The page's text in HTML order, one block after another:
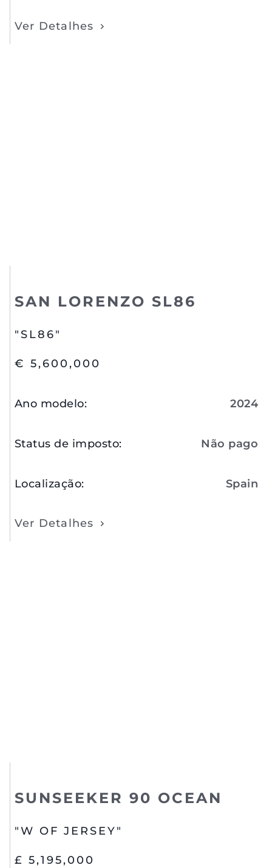
Ver Detalhes
SAN LORENZO SL86
"SL86"
€ 5,600,000
Ano modelo: 2024
Status de imposto: Não pago
Localização: Spain
Ver Detalhes
SUNSEEKER 90 OCEAN
"W OF JERSEY"
£ 5,195,000